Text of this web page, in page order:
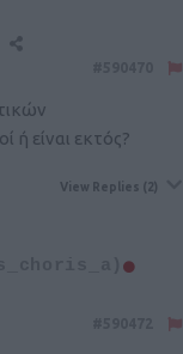
ή είναι εκτός?
View Replies (2)